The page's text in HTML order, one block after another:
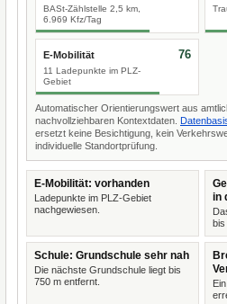
BASt-Zählstelle 2,5 km,
6.969 Kfz/Tag
E-Mobilität
11 Ladepunkte im PLZ-
Gebiet
76
Automatischer Orientierungswert aus
nachvollziehbaren Kontextdaten.
ersetzt keine Besichtigung, kein
individuelle Standortprüfung.
E-Mobilität: vorhanden
Ladepunkte im PLZ-Gebiet
nachgewiesen.
in
bis
Schule: Grundschule sehr nah
Die nächste Grundschule liegt bis
750 m entfernt.